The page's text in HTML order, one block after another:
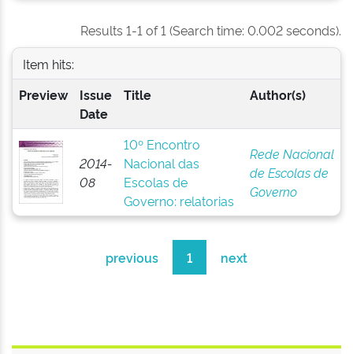
Results 1-1 of 1 (Search time: 0.002 seconds).
Item hits:
Preview
Issue
Date
Title Author(s)
2014-
08
10º Encontro
Nacional das
Escolas de
Governo: relatorias
Rede Nacional
de Escolas de
Governo
previous 1 next